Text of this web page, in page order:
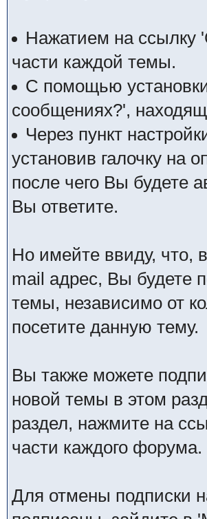
Нажатием на ссылку
части каждой темы.
С помощью
сообщениях?',
Через пункт
установив галочку на
после чего Вы будете
Вы ответите.
Но имейте ввиду, что,
mail адрес, Вы будете
темы, независимо от
посетите данную тему.
Вы также можете
новой темы в этом
раздел, нажмите на
части каждого форума.
Для отмены подписки